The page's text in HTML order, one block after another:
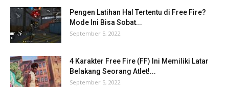
Pengen Latihan Hal Tertentu di Free Fire?
Mode Ini Bisa Sobat...
September 5, 2022
4 Karakter Free Fire (FF) Ini Memiliki Latar
Belakang Seorang Atlet!...
September 5, 2022